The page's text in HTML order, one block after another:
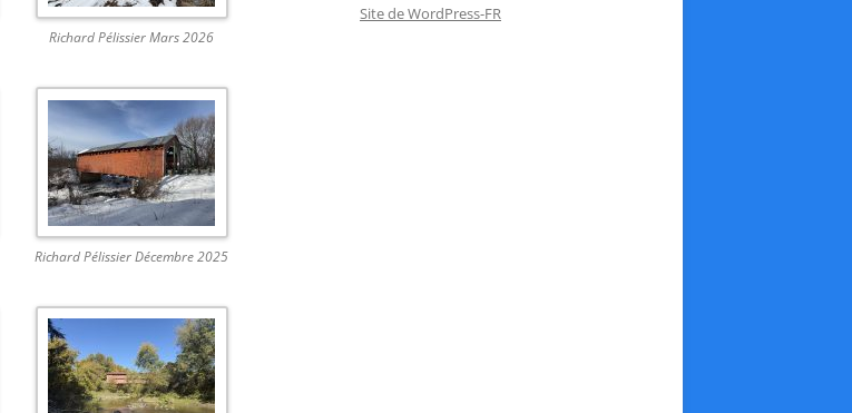
Richard Pélissier Mars 2026
Richard Pélissier Décembre 2025
Site de WordPress-FR